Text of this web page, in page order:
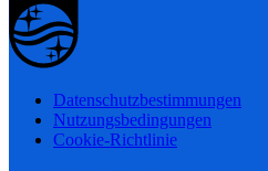
Datenschutzbestimmungen
Nutzungsbedingungen
Cookie-Richtlinie